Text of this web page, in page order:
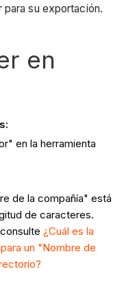
su exportación.
en
en la herramienta
de la compañía" está
de caracteres.
¿Cuál es la
un "Nombre de